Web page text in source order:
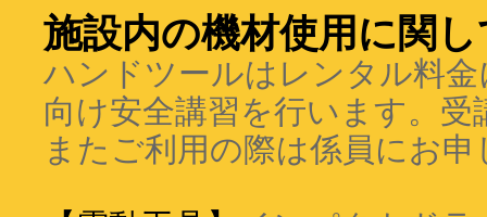
施設内の機材使用に関し
ハンドツールはレンタル料
向け安全講習を行います。
またご利用の際は係員にお